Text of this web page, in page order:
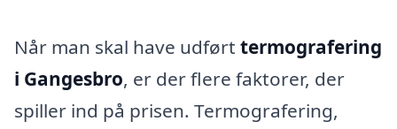
Når man skal have udført termografering
i Gangesbro, er der flere faktorer, der
spiller ind på prisen. Termografering,